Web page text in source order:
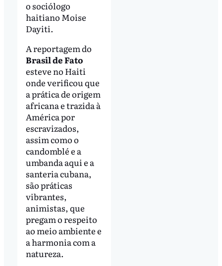
o sociólogo
haitiano Moise
Dayiti.
A reportagem do
Brasil de Fato
esteve no Haiti
onde verificou que
a prática de origem
africana e trazida à
América por
escravizados,
assim como o
candomblé e a
umbanda aqui e a
santeria cubana,
são práticas
vibrantes,
animistas, que
pregam o respeito
ao meio ambiente e
a harmonia com a
natureza.